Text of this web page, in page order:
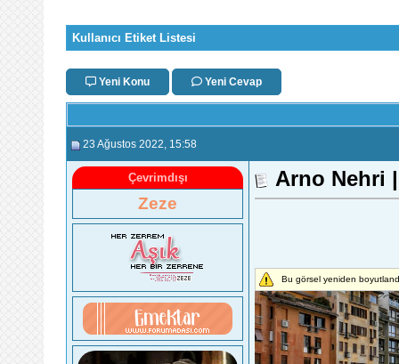
Kullanıcı Etiket Listesi
Yeni Konu Yeni Cevap
23 Ağustos 2022 , 15:58
Çevrimdışı
Zeze
Arno Nehri
Bu görsel yeniden